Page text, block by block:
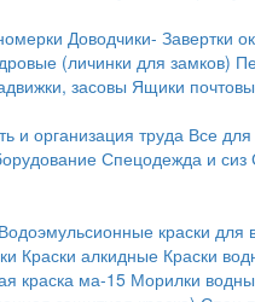
Доводчики- Завертки
(личинки для замков)
засовы Ящики
и организация труда Все
Спецодежда и сиз
Водоэмульсионные краски для
Краски алкидные Краски
краска ма-15 Морилки